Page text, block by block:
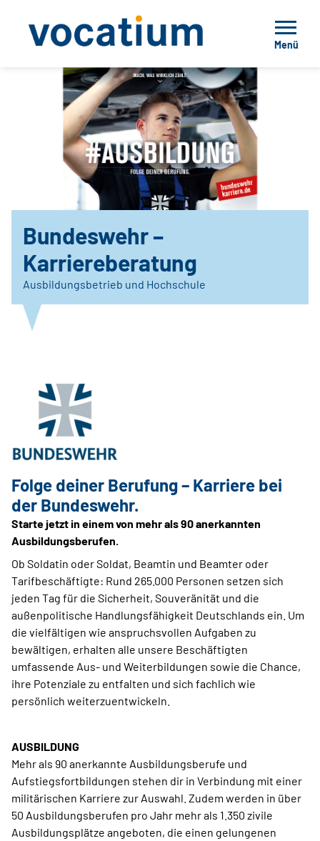
Menü
Bundeswehr –
Karriereberatung
Ausbildungsbetrieb und Hochschule
Folge deiner Berufung – Karriere bei
der Bundeswehr.
Starte jetzt in einem von mehr als 90 anerkannten
Ausbildungsberufen.
Ob Soldatin oder Soldat, Beamtin und Beamter oder
Tarifbeschäftigte: Rund 265.000 Personen setzen sich
jeden Tag für die Sicherheit, Souveränität und die
außenpolitische Handlungsfähigkeit Deutschlands ein. Um
die vielfältigen wie anspruchsvollen Aufgaben zu
bewältigen, erhalten alle unsere Beschäftigten
umfassende Aus- und Weiterbildungen sowie die Chance,
ihre Potenziale zu entfalten und sich fachlich wie
persönlich weiterzuentwickeln.
AUSBILDUNG
Mehr als 90 anerkannte Ausbildungsberufe und
Aufstiegsfortbildungen stehen dir in Verbindung mit einer
militärischen Karriere zur Auswahl. Zudem werden in über
50 Ausbildungsberufen pro Jahr mehr als 1.350 zivile
Ausbildungsplätze angeboten, die einen gelungenen